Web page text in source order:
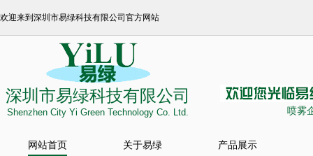
欢迎来到深圳市易绿科技有限公司官方网站
深圳市易绿科技有限公司
Shenzhen City Yi Green Technology Co. Ltd. 喷雾
网站首页 关于易绿 产品展示